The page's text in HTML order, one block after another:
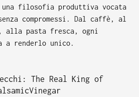
una filosofia produttiva vocata
compromessi. Dal caffè, al
alla pasta fresca, ogni
a renderlo unico.
The Real King of